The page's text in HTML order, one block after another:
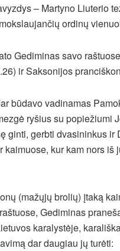
– Martyno Liuterio
ordinų
Gediminas savo
ir Saksonijos
būdavo vadinamas
ryšius su popiežiumi
ginti, gerbti dvasininkus
kaimuose, kur kam nors
(mažųjų brolių) įtaką
Gediminas
karalystėje,
dar daugiau jų turėti: